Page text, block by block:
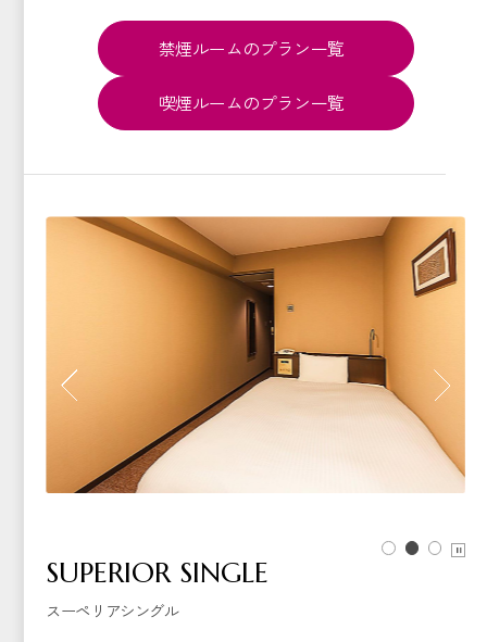
禁煙ルームのプラン一覧
喫煙ルームのプラン一覧
SUPERIOR SINGLE
スーペリアシングル